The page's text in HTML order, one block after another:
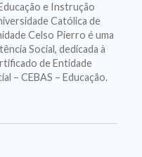
e Instrução
Católica de
Celso Pierro é uma
Social, dedicada à
de Entidade
– CEBAS – Educação.